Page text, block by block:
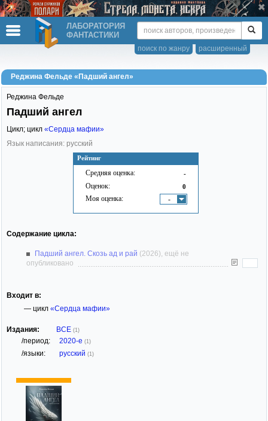
ЛАБОРАТОРИЯ
ФАНТАСТИКИ
расширенный
поиск по жанру
Реджина Фельде «Падший ангел»
Рейтинг
Средняя оценка: -
Оценок: 0
Моя оценка: -
Реджина Фельде
Падший ангел
Цикл; цикл «Сердца мафии»
Язык написания: русский
Содержание цикла:
Падший ангел. Скозь ад и рай (2026), ещё не
опубликовано
Входит в:
— цикл «Сердца мафии»
Издания: ВСЕ (1)
/период: 2020-е (1)
/языки: русский (1)